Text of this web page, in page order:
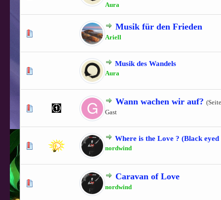
Aura
Musik für den Frieden
Ariell
0 Bewertung(en) - 0 von 5 durchschnittlich
12345
Musik des Wandels
Aura
0 Bewertung(en) - 0 von 5 durchschnittlich
1 4 5
Wann wachen wir auf?
Gast
0 Bewertung(en) - 0 von 5 durchschnittlich
1234 5
Where is the Love ? (Black eyed
nordwind
0 Bewertung(en) - 0 von 5 durchschnittlich
1234 5
Caravan of Love
nordwind
0 Bewertung(en) - 0 von 5 durchschnittlich
1234 5